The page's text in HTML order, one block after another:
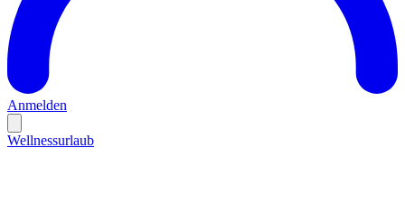
Anmelden
Wellnessurlaub